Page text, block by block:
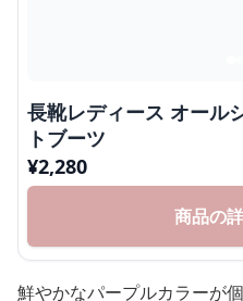
長靴レディース オール
トブーツ
¥2,280
商品の
鮮やかなパープルカラーが